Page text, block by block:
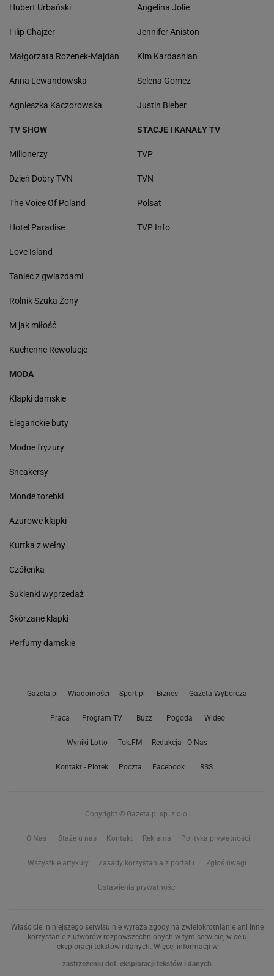
Hubert Urbański
Filip Chajzer
Małgorzata Rozenek-Majdan
Anna Lewandowska
Agnieszka Kaczorowska
Angelina Jolie
Jennifer Aniston
Kim Kardashian
Selena Gomez
Justin Bieber
TV SHOW
Milionerzy
Dzień Dobry TVN
The Voice Of Poland
Hotel Paradise
Love Island
Taniec z gwiazdami
Rolnik Szuka Żony
M jak miłość
Kuchenne Rewolucje
STACJE I KANAŁY TV
TVP
TVN
Polsat
TVP Info
MODA
Klapki damskie
Eleganckie buty
Modne fryzury
Sneakersy
Monde torebki
Ażurowe klapki
Kurtka z wełny
Czółenka
Sukienki wyprzedaż
Skórzane klapki
Perfumy damskie
Gazeta.pl Wiadomości Sport.pl Biznes Gazeta Wyborcza
Praca Program TV Buzz Pogoda Wideo
Wyniki Lotto Tok.FM Redakcja - O Nas
Kontakt - Plotek Poczta Facebook RSS
Copyright © Gazeta.pl sp. z o.o.
O Nas Staże u nas Kontakt Reklama Polityka prywatności
Wszystkie artykuły Zasady korzystania z portalu Zgłoś uwagi
Ustawienia prywatności
Właściciel niniejszego serwisu nie wyraża zgody na zwielokrotnianie ani inne
korzystanie z utworów rozpowszechnionych w tym serwisie, w celu
eksploracji tekstów i danych. Więcej informacji w
zastrzeżeniu dot. eksploracji tekstów i danych